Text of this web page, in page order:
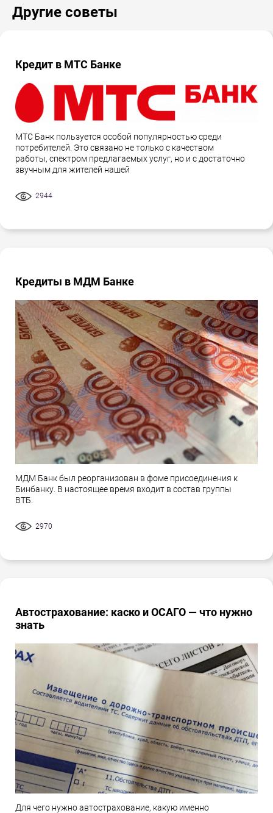
Другие советы
Кредит в МТС Банке
МТС Банк пользуется особой популярностью среди
потребителей. Это связано не только с качеством
работы, спектром предлагаемых услуг, но и с достаточно
звучным для жителей нашей
2944
Кредиты в МДМ Банке
МДМ Банк был реорганизован в фоме присоединения к
Бинбанку. В настоящее время входит в состав группы
ВТБ.
2970
Автострахование: каско и ОСАГО — что нужно
знать
Для чего нужно автострахование, какую именно